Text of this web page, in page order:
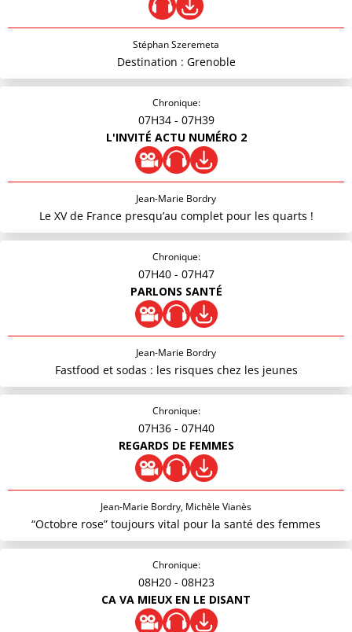
Stéphan Szeremeta
Destination : Grenoble
Chronique:
07H34 - 07H39
L'INVITÉ ACTU NUMÉRO 2
Jean-Marie Bordry
Le XV de France presqu’au complet pour les quarts !
Chronique:
07H40 - 07H47
PARLONS SANTÉ
Jean-Marie Bordry
Fastfood et sodas : les risques chez les jeunes
Chronique:
07H36 - 07H40
REGARDS DE FEMMES
Jean-Marie Bordry, Michèle Vianès
“Octobre rose” toujours vital pour la santé des femmes
Chronique:
08H20 - 08H23
CA VA MIEUX EN LE DISANT